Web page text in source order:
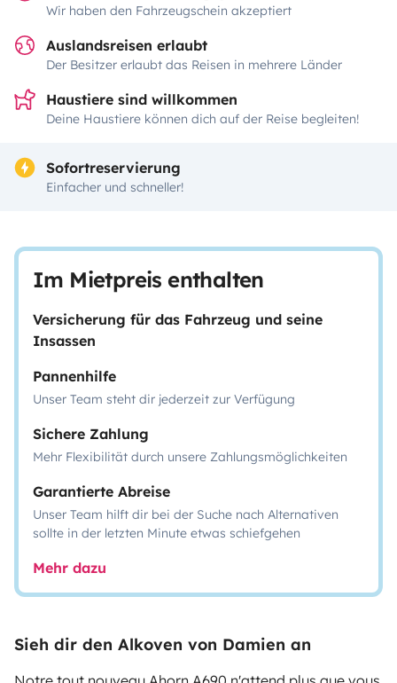
Wir haben den Fahrzeugschein akzeptiert
Auslandsreisen erlaubt
Der Besitzer erlaubt das Reisen in mehrere Länder
Haustiere sind willkommen
Deine Haustiere können dich auf der Reise begleiten!
Sofortreservierung
Einfacher und schneller!
Im Mietpreis enthalten
Versicherung für das Fahrzeug und seine
Insassen
Pannenhilfe
Unser Team steht dir jederzeit zur Verfügung
Sichere Zahlung
Mehr Flexibilität durch unsere Zahlungsmöglichkeiten
Garantierte Abreise
Unser Team hilft dir bei der Suche nach Alternativen
sollte in der letzten Minute etwas schiefgehen
Mehr dazu
Sieh dir den Alkoven von Damien an